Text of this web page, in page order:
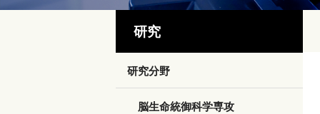
研究
研究分野
脳生命統御科学専攻